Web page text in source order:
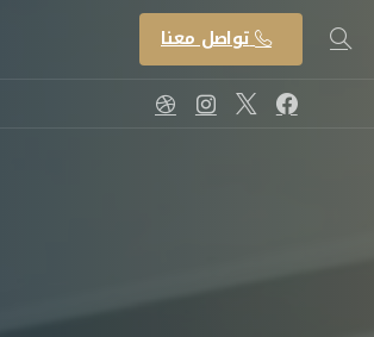
تواصل معنا